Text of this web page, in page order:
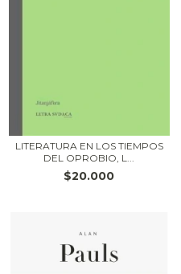
LITERATURA EN LOS TIEMPOS
DEL OPROBIO, L...
$20.000